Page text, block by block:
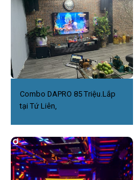
Combo DAPRO 85 Triệu.Lắp
tại Tứ Liên,